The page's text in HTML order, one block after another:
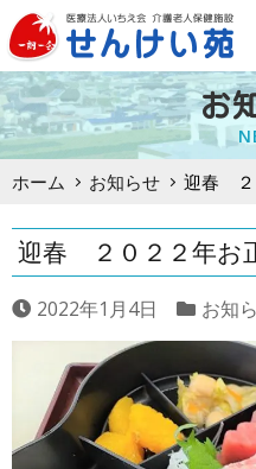
Skip
to
content
お
ホーム お知らせ 迎春 ２
迎春 ２０２２年お
2022年1月4日 お知